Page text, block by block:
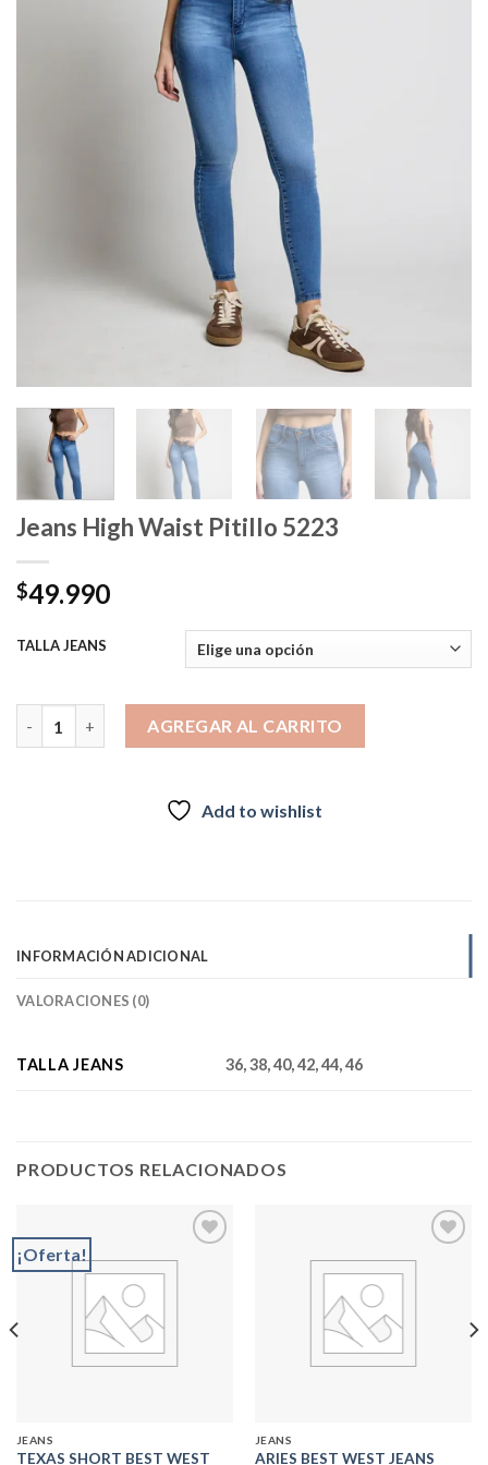
Jeans High Waist Pitillo 5223
$49.990
TALLA JEANS
AGREGAR AL CARRITO
Add to wishlist
INFORMACIÓN ADICIONAL
VALORACIONES (0)
TALLA JEANS 36, 38, 40, 42, 44, 46
PRODUCTOS RELACIONADOS
¡Oferta!
JEANS
TEXAS SHORT BEST WEST
JEANS
ARIES BEST WEST JEANS